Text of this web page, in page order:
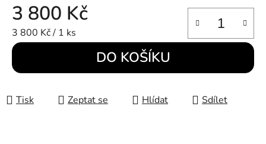
3 800 Kč
Měrná cena:
3 800 Kč / 1 ks
DO KOŠÍKU
Tisk Zeptat se Hlídat Sdílet